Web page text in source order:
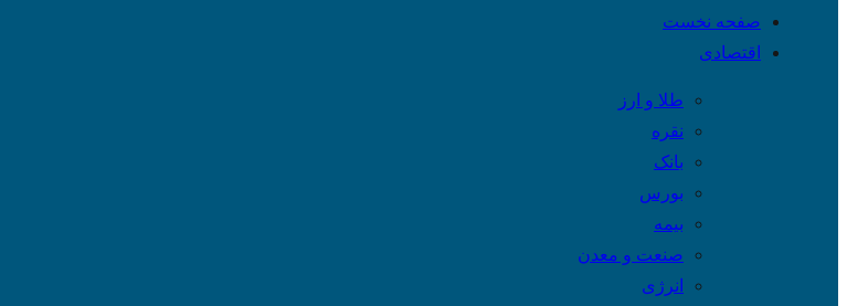
صفحه نخست
اقتصادی
طلا و ارز
نقره
بانک
بورس
بیمه
صنعت و معدن
انرژی